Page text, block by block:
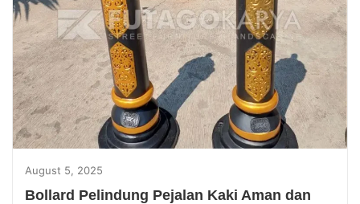
August 5, 2025
Bollard Pelindung Pejalan Kaki Aman dan